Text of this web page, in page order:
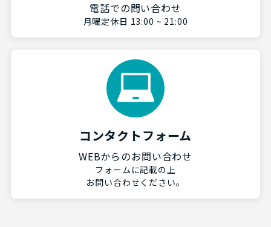
電話での問い合わせ
月曜定休日 13:00 ~ 21:00
コンタクトフォーム
WEBからのお問い合わせ
フォームに記載の上
お問い合わせください。